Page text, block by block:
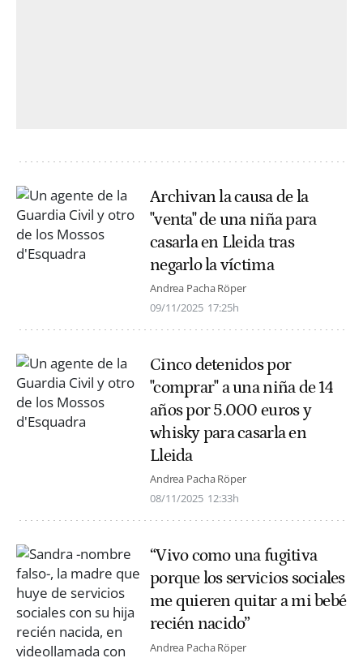
Archivan la causa de la
"venta" de una niña para
casarla en Lleida tras
negarlo la víctima
Andrea Pacha Röper
09/11/2025 17:25h
Cinco detenidos por
"comprar" a una niña de 14
años por 5.000 euros y
whisky para casarla en
Lleida
Andrea Pacha Röper
08/11/2025 12:33h
“Vivo como una fugitiva
porque los servicios sociales
me quieren quitar a mi bebé
recién nacido”
Andrea Pacha Röper